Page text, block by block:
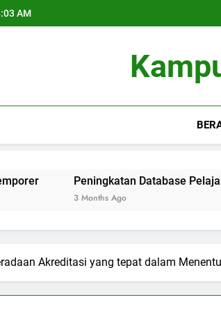
AM
Peningkatan Database Pelajar untuk
Akreditasi yang tepat dalam